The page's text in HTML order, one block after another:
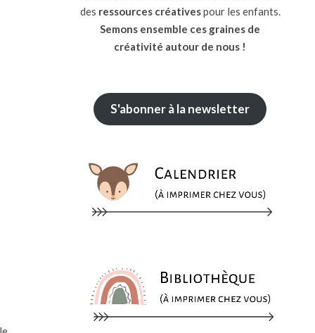
des ressources créativespour les enfants.
Semons ensemble ces graines de
créativité autour de nous !
S'abonner à la newsletter